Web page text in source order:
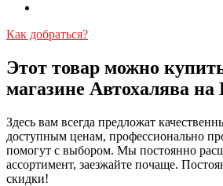
Как добраться?
Этот товар можно
магазине Автохалява на
Здесь вам всегда предложат
доступным ценам, профессионально
помогут с выбором. Мы постоянно
ассортимент, заезжайте почаще.
скидки!